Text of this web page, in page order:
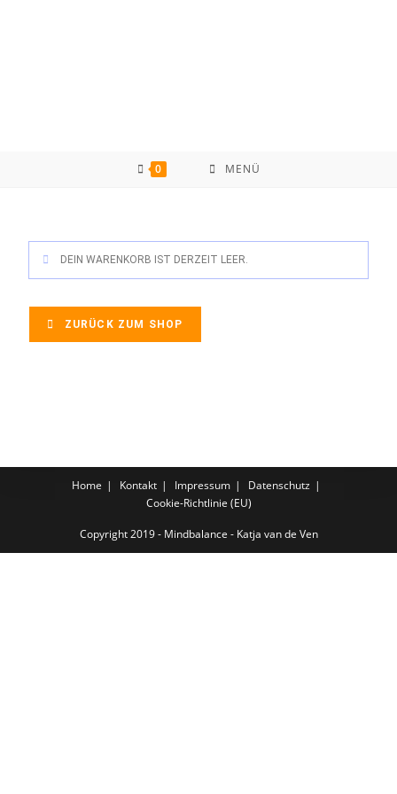
0 MENÜ
DEIN WARENKORB IST DERZEIT LEER.
ZURÜCK ZUM SHOP
Home Kontakt Impressum
Datenschutz
Cookie-Richtlinie (EU)
Copyright 2019 - Mindbalance - Katja van de Ven